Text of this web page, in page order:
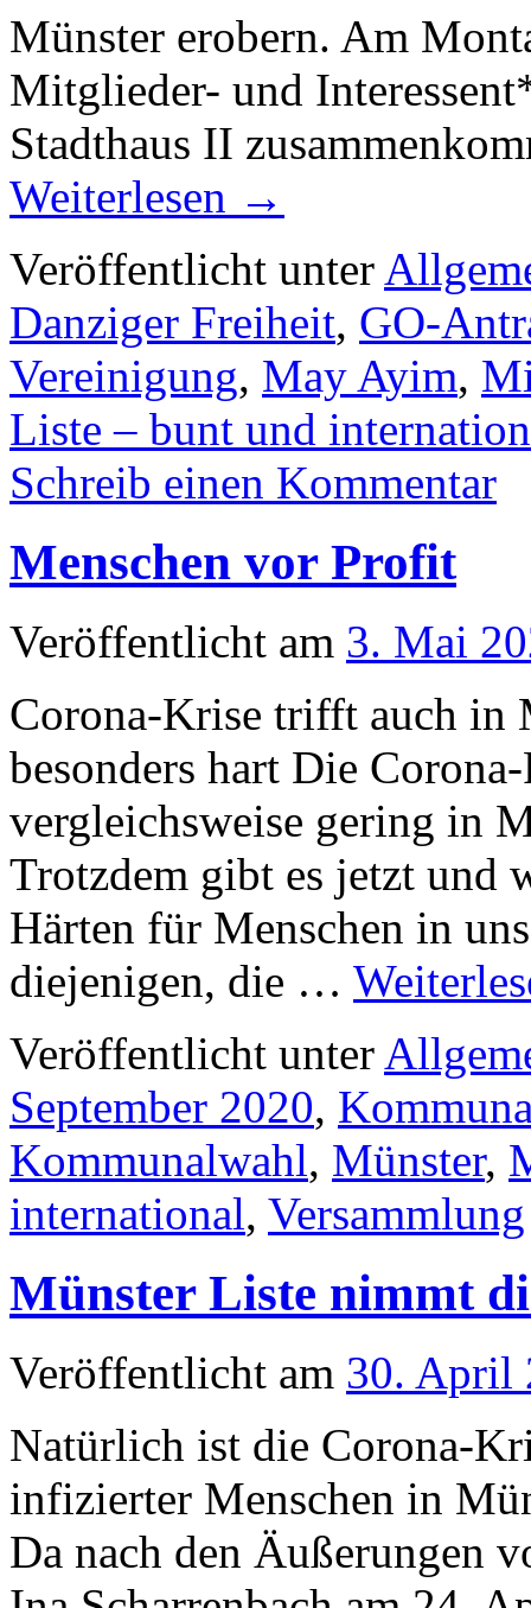
Münster erobern. Am
Mitglieder- und
Stadthaus II
Weiterlesen →
Veröffentlicht unter
Danziger Freiheit, GO-
Vereinigung, May Ayim,
Liste – bunt und
Schreib einen Kommentar
Menschen vor Profit
Veröffentlicht am 3. Mai
Corona-Krise trifft auch in
besonders hart Die
vergleichsweise gering in
Trotzdem gibt es jetzt und
Härten für Menschen in
diejenigen, die …
Veröffentlicht unter
September 2020,
Kommunalwahl, Münster,
international, Versammlung
Münster Liste nimmt
Veröffentlicht am 30. April
Natürlich ist die Corona-
infizierter Menschen in
Da nach den Äußerungen